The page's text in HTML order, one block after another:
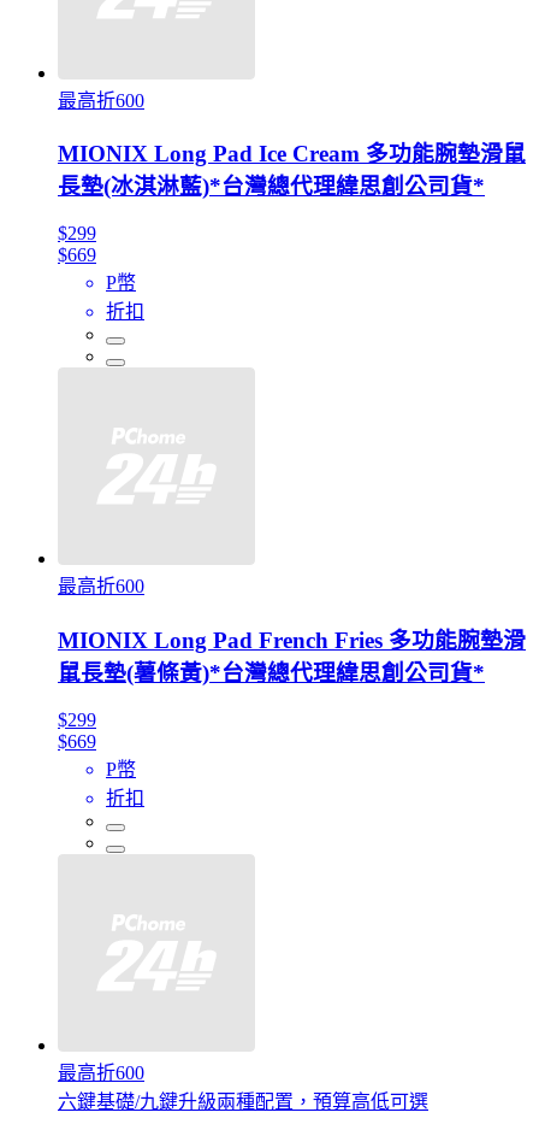
最高折600
MIONIX Long Pad Ice Cream 多功能腕墊滑鼠
長墊(冰淇淋藍)*台灣總代理緯思創公司貨*
$299
$669
P幣
折扣
最高折600
MIONIX Long Pad French Fries 多功能腕墊滑
鼠長墊(薯條黃)*台灣總代理緯思創公司貨*
$299
$669
P幣
折扣
最高折600
六鍵基礎/九鍵升級兩種配置，預算高低可選